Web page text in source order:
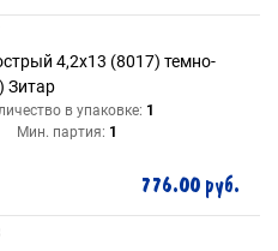
4,2х13 (8017) темно-
Зитар
в упаковке: 1
Мин. партия: 1
776.00 руб.